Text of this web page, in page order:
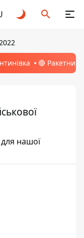
🔴 Ракетний
нашої